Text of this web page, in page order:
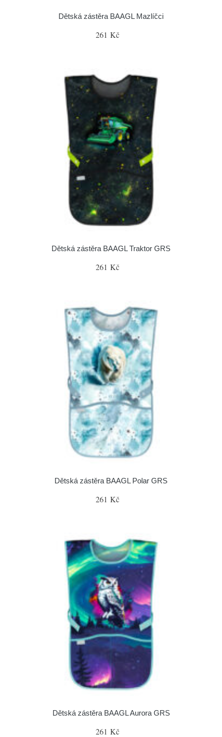
Dětská zástěra BAAGL Mazlíčci
261 Kč
Dětská zástěra BAAGL Traktor GRS
261 Kč
Dětská zástěra BAAGL Polar GRS
261 Kč
Dětská zástěra BAAGL Aurora GRS
261 Kč